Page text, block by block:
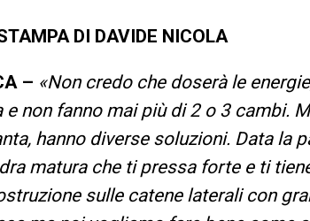
DI DAVIDE NICOLA
– «Non credo che doserà le
non fanno mai più di 2 o 3 cambi.
hanno diverse soluzioni. Data la
matura che ti pressa forte e ti
sulle catene laterali con